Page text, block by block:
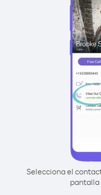
Selecciona el
pantalla